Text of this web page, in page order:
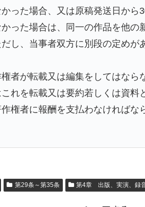
った場合、又は原稿発送日から
った場合は、同一の作品を他の
し、当事者双方に別段の定めが
者が転載又は編集をしてはなら
れを転載又は要約若しくは資料
権者に報酬を支払わなければな
第29条～第35条 第4章 出版、実演、録